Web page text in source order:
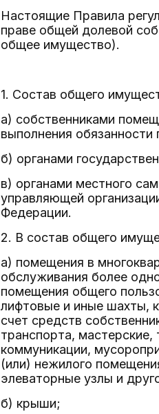
Настоящие Правила
праве общей долевой
общее имущество).
1. Состав общего
а) собственниками
выполнения
б) органами
в) органами местного
управляющей
Федерации.
2. В состав общего
а) помещения в
обслуживания более
помещения общего
лифтовые и иные шахты,
счет средств
транспорта,
коммуникации,
(или) нежилого
элеваторные узлы и
б) крыши;